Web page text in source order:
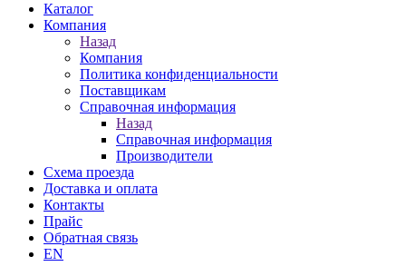
Каталог
Компания
Назад
Компания
Политика конфиденциальности
Поставщикам
Справочная информация
Назад
Справочная информация
Производители
Схема проезда
Доставка и оплата
Контакты
Прайс
Обратная связь
EN